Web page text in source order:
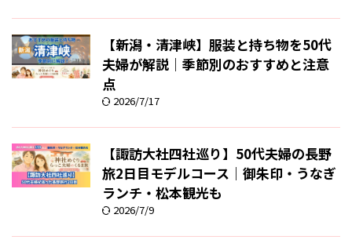
【新潟・清津峡】服装と持ち物を50代
夫婦が解説｜季節別のおすすめと注意
点
2026/7/17
【諏訪大社四社巡り】50代夫婦の長野
旅2日目モデルコース｜御朱印・うなぎ
ランチ・松本観光も
2026/7/9